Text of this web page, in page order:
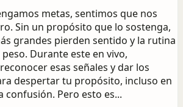
metas, sentimos que nos
Sin un propósito que lo sostenga,
grandes pierden sentido y la rutina
Durante este en vivo,
esas señales y dar los
despertar tu propósito, incluso en
confusión. Pero esto es...